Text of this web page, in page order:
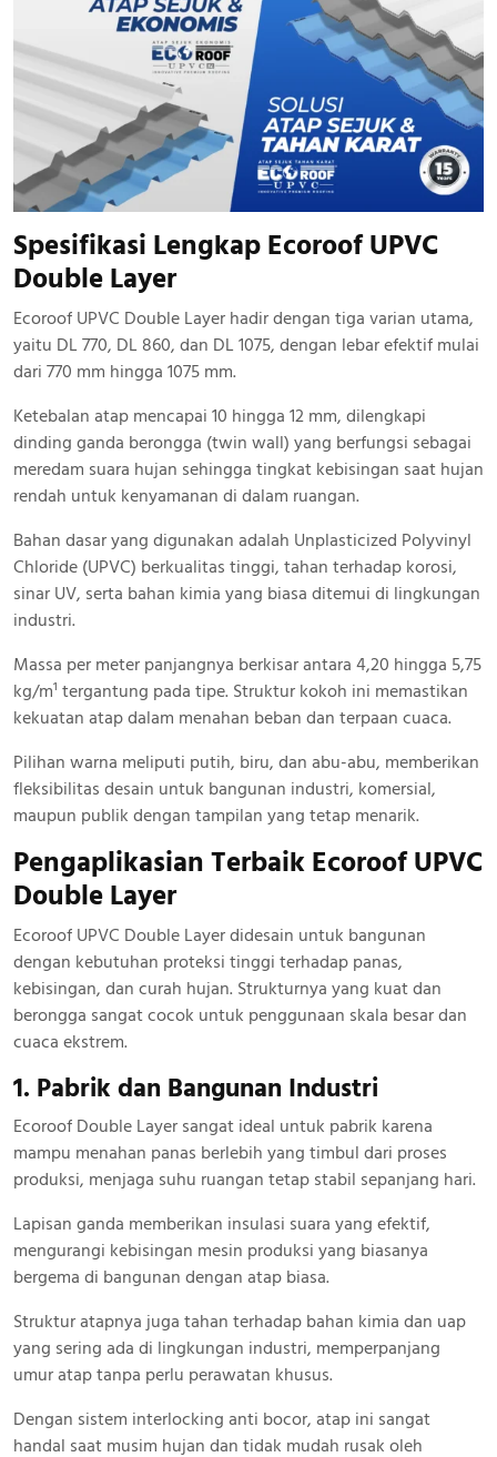
Spesifikasi Lengkap Ecoroof UPVC
Double Layer
Ecoroof UPVC Double Layer hadir dengan tiga varian utama,
yaitu DL 770, DL 860, dan DL 1075, dengan lebar efektif mulai
dari 770 mm hingga 1075 mm.
Ketebalan atap mencapai 10 hingga 12 mm, dilengkapi
dinding ganda berongga (twin wall) yang berfungsi sebagai
meredam suara hujan sehingga tingkat kebisingan saat hujan
rendah untuk kenyamanan di dalam ruangan.
Bahan dasar yang digunakan adalah Unplasticized Polyvinyl
Chloride (UPVC) berkualitas tinggi, tahan terhadap korosi,
sinar UV, serta bahan kimia yang biasa ditemui di lingkungan
industri.
Massa per meter panjangnya berkisar antara 4,20 hingga 5,75
kg/m¹ tergantung pada tipe. Struktur kokoh ini memastikan
kekuatan atap dalam menahan beban dan terpaan cuaca.
Pilihan warna meliputi putih, biru, dan abu-abu, memberikan
fleksibilitas desain untuk bangunan industri, komersial,
maupun publik dengan tampilan yang tetap menarik.
Pengaplikasian Terbaik Ecoroof UPVC
Double Layer
Ecoroof UPVC Double Layer didesain untuk bangunan
dengan kebutuhan proteksi tinggi terhadap panas,
kebisingan, dan curah hujan. Strukturnya yang kuat dan
berongga sangat cocok untuk penggunaan skala besar dan
cuaca ekstrem.
1. Pabrik dan Bangunan Industri
Ecoroof Double Layer sangat ideal untuk pabrik karena
mampu menahan panas berlebih yang timbul dari proses
produksi, menjaga suhu ruangan tetap stabil sepanjang hari.
Lapisan ganda memberikan insulasi suara yang efektif,
mengurangi kebisingan mesin produksi yang biasanya
bergema di bangunan dengan atap biasa.
Struktur atapnya juga tahan terhadap bahan kimia dan uap
yang sering ada di lingkungan industri, memperpanjang
umur atap tanpa perlu perawatan khusus.
Dengan sistem interlocking anti bocor, atap ini sangat
handal saat musim hujan dan tidak mudah rusak oleh